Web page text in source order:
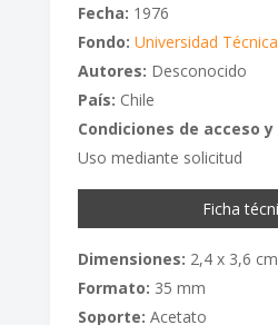
Fecha: 1976
Fondo: Universidad
Autores: Desconocido
País: Chile
Condiciones de acceso
Uso mediante solicitud
Ficha
Dimensiones: 2,4 x 3,6 cm
Formato: 35 mm
Soporte: Acetato